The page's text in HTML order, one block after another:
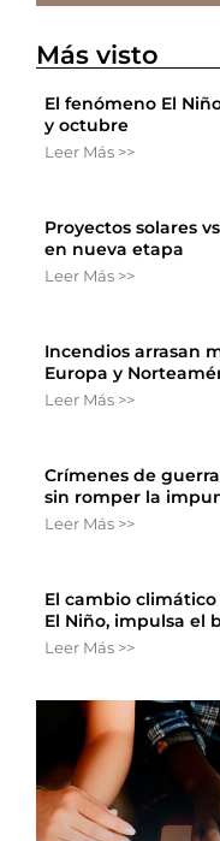
Más visto
El fenómeno El
y octubre
Leer Más >>
Proyectos solares
en nueva etapa
Leer Más >>
Incendios arrasan
Europa y
Leer Más >>
Crímenes de
sin romper la
Leer Más >>
El cambio
El Niño, impulsa el
Leer Más >>